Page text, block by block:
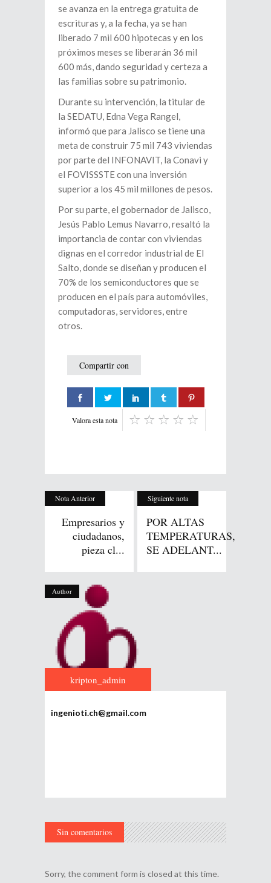
se avanza en la entrega gratuita de
escrituras y, a la fecha, ya se han
liberado 7 mil 600 hipotecas y en los
próximos meses se liberarán 36 mil
600 más, dando seguridad y certeza a
las familias sobre su patrimonio.
Durante su intervención, la titular de
la SEDATU, Edna Vega Rangel,
informó que para Jalisco se tiene una
meta de construir 75 mil 743 viviendas
por parte del INFONAVIT, la Conavi y
el FOVISSSTE con una inversión
superior a los 45 mil millones de pesos.
Por su parte, el gobernador de Jalisco,
Jesús Pablo Lemus Navarro, resaltó la
importancia de contar con viviendas
dignas en el corredor industrial de El
Salto, donde se diseñan y producen el
70% de los semiconductores que se
producen en el país para automóviles,
computadoras, servidores, entre
otros.
Compartir con
Valora esta nota
Nota Anterior
Empresarios y
ciudadanos,
pieza cl...
Siguiente nota
POR ALTAS
TEMPERATURAS,
SE ADELANT...
Author
kripton_admin
ingenioti.ch@gmail.com
Sin comentarios
Sorry, the comment form is closed at this time.